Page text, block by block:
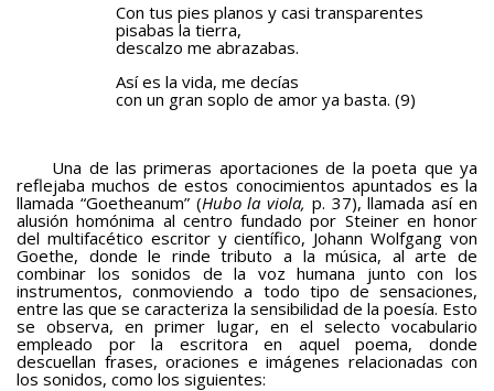
Con tus pies planos y casi transparentes
pisabas la tierra,
descalzo me abrazabas.
Así es la vida, me decías
con un gran soplo de amor ya basta. (9)
Una de las primeras aportaciones de la poeta que ya
reflejaba muchos de estos conocimientos apuntados es la
llamada “Goetheanum” (Hubo la viola, p. 37), llamada así en
alusión homónima al centro fundado por Steiner en honor
del multifacético escritor y científico, Johann Wolfgang von
Goethe, donde le rinde tributo a la música, al arte de
combinar los sonidos de la voz humana junto con los
instrumentos, conmoviendo a todo tipo de sensaciones,
entre las que se caracteriza la sensibilidad de la poesía. Esto
se observa, en primer lugar, en el selecto vocabulario
empleado por la escritora en aquel poema, donde
descuellan frases, oraciones e imágenes relacionadas con
los sonidos, como los siguientes: